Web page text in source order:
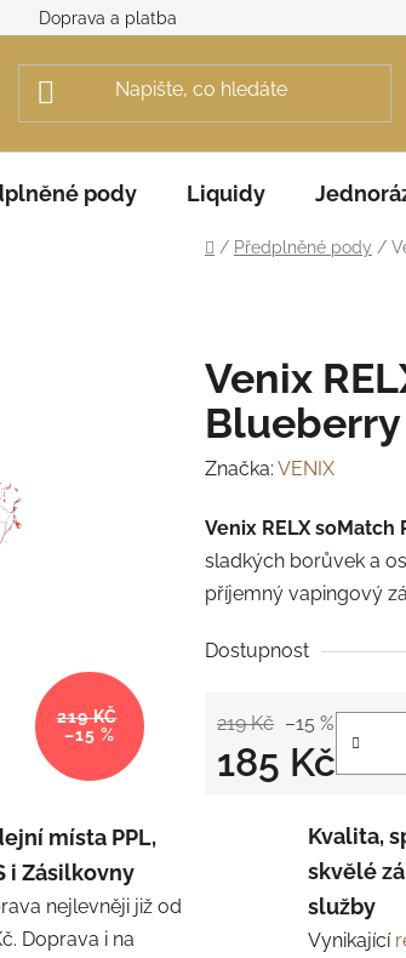
Doprava a platba
pody Liquidy
Domů
/ Předplněné pody /
Venix
Značka: VENIX
Venix RELX soMatch
sladkých borůvek a
příjemný vapingový
Dostupnost
219 Kč –15 %
185 Kč
219 KČ
–15 %
místa PPL,
i Zásilkovny
nejlevněji již od
Doprava i na
Kvalita,
skvělé
služby
Vynikající